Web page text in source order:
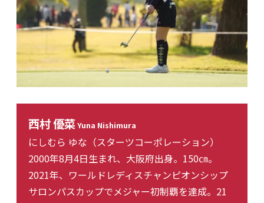
西村 優菜Yuna Nishimura
にしむら ゆな（スターツコーポレーション）
2000年8月4日生まれ、大阪府出身。150㎝。
2021年、ワールドレディスチャンピオンシップ
サロンパスカップでメジャー初制覇を達成。21